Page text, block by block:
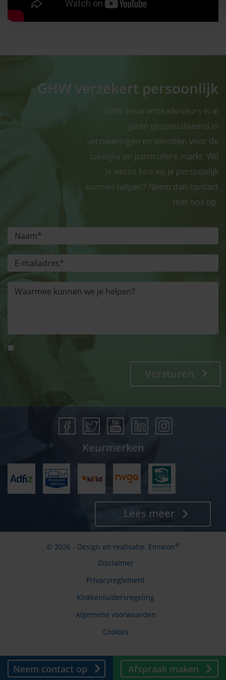
GHW verzekert persoonlijk
GHW assurantieadviseurs is al
jaren gespecialiseerd in
verzekeringen en diensten voor de
zakelijke en particuliere markt. Wil
je weten hoe wij je persoonlijk
kunnen helpen? Neem dan contact
met ons op.
Versturen
Keurmerken
Lees meer
© 2026 - Design en realisatie: Emixion®
Disclaimer
Privacyreglement
Klokkenluidersregeling
Algemene voorwaarden
Cookies
Neem contact op Afspraak maken